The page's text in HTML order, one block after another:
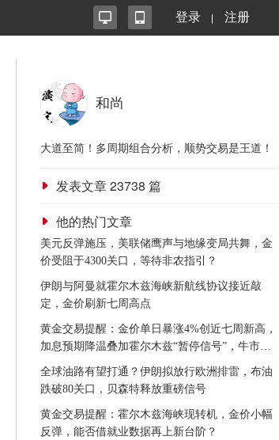
登录 注册
和尚
大道至简！多周期组合分析，顺势交易是王道！
发表文章23738 篇
他的热门文章
美元反弹施压，美联储鹰声与地缘变局共舞，金
价受阻于4300关口，等待非农指引？
伊朗与阿曼就霍尔木兹海峡新航线协议接近敲
定，金价刷新七周高点
黄金交易提醒：金价单日暴涨4%创近七周新高，
加息预期降温叠加霍尔木兹“暂停信号”，牛市重
启了？
全球油路有望打通？伊朗拟放行欧洲排雷，布油
跌破80关口，贝森特释放重磅信号
黄金交易提醒：霍尔木兹海峡现转机，金价小幅
反弹，能否借就业数据再上新台阶？